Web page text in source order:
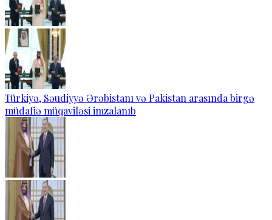
Türkiyə, Səudiyyə Ərəbistanı və Pakistan arasında birgə
müdafiə müqaviləsi imzalanıb